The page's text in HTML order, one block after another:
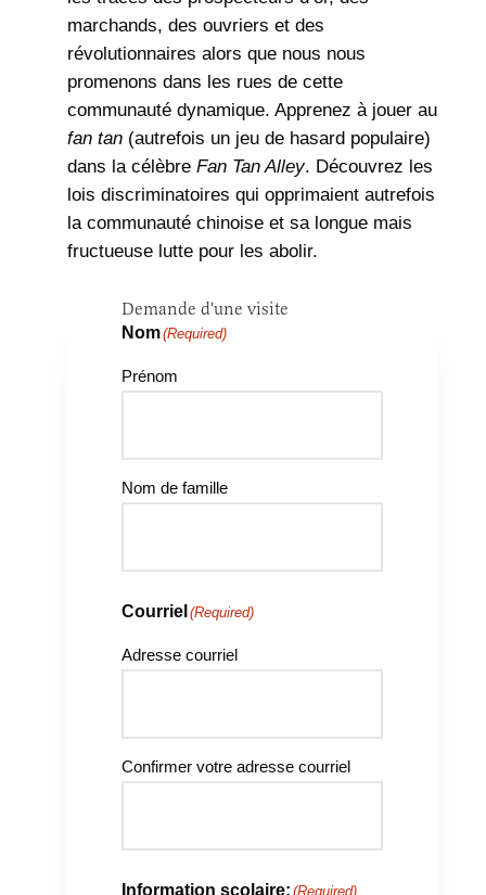
marchands, des ouvriers et des
révolutionnaires alors que nous nous
promenons dans les rues de cette
communauté dynamique. Apprenez à jouer au
fan tan(autrefois un jeu de hasard populaire)
dans la célèbre Fan Tan Alley. Découvrez les
lois discriminatoires qui opprimaient autrefois
la communauté chinoise et sa longue mais
fructueuse lutte pour les abolir.
Demande d'une visite
Nom(Required)
Prénom
Nom de famille
Courriel (Required)
Adresse courriel
Confirmer votre adresse courriel
Information scolaire: (Required)